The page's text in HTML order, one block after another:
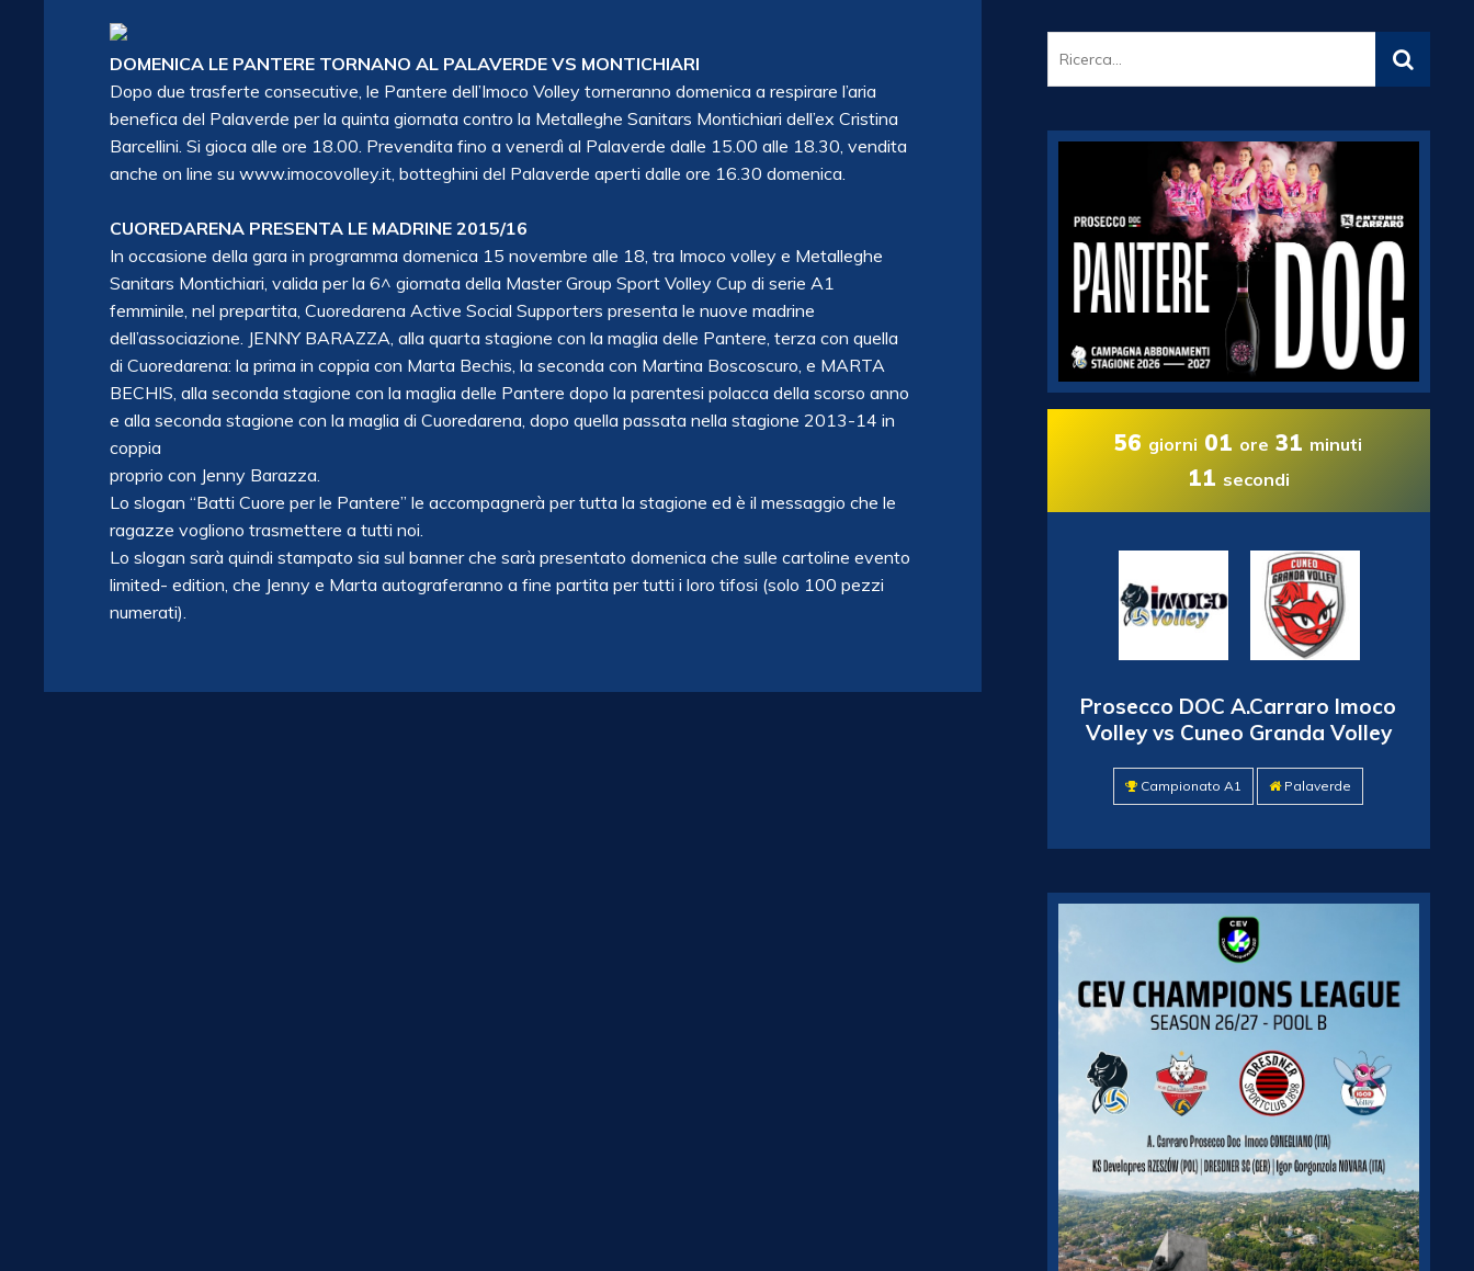
DOMENICA LE PANTERE TORNANO AL PALAVERDE VS MONTICHIARI
Dopo due trasferte consecutive, le Pantere dell’Imoco Volley torneranno domenica a respirare l’aria
benefica del Palaverde per la quinta giornata contro la Metalleghe Sanitars Montichiari dell’ex Cristina
Barcellini. Si gioca alle ore 18.00. Prevendita fino a venerdì al Palaverde dalle 15.00 alle 18.30, vendita
anche on line su www.imocovolley.it, botteghini del Palaverde aperti dalle ore 16.30 domenica.
CUOREDARENA PRESENTA LE MADRINE 2015/16
In occasione della gara in programma domenica 15 novembre alle 18, tra Imoco volley e Metalleghe
Sanitars Montichiari, valida per la 6^ giornata della Master Group Sport Volley Cup di serie A1
femminile, nel prepartita, Cuoredarena Active Social Supporters presenta le nuove madrine
dell’associazione. JENNY BARAZZA, alla quarta stagione con la maglia delle Pantere, terza con quella
di Cuoredarena: la prima in coppia con Marta Bechis, la seconda con Martina Boscoscuro, e MARTA
BECHIS, alla seconda stagione con la maglia delle Pantere dopo la parentesi polacca della scorso anno
e alla seconda stagione con la maglia di Cuoredarena, dopo quella passata nella stagione 2013-14 in
coppia
proprio con Jenny Barazza.
Lo slogan “Batti Cuore per le Pantere” le accompagnerà per tutta la stagione ed è il messaggio che le
ragazze vogliono trasmettere a tutti noi.
Lo slogan sarà quindi stampato sia sul banner che sarà presentato domenica che sulle cartoline evento
limited- edition, che Jenny e Marta autograferanno a fine partita per tutti i loro tifosi (solo 100 pezzi
numerati).
56 giorni 01 ore 31 minuti
10 secondi
Prosecco DOC A.Carraro Imoco
Volley vs Cuneo Granda Volley
Campionato A1 Palaverde